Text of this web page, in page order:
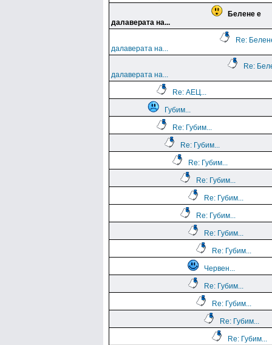
Белене е
далаверата на...
Re:
далаверата на...
Re:
далаверата на...
Re: АЕЦ...
Губим...
Re: Губим...
Re: Губим...
Re: Губим...
Re: Губим...
Re: Губим...
Re: Губим...
Re: Губим...
Re: Губим...
Червен...
Re: Губим...
Re: Губим...
Re: Губим...
Re: Губим...